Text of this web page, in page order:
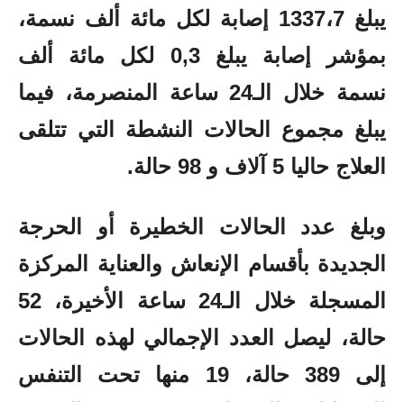
يبلغ 1337،7 إصابة لكل مائة ألف نسمة،
بمؤشر إصابة يبلغ 0,3 لكل مائة ألف
نسمة خلال الـ24 ساعة المنصرمة، فيما
يبلغ مجموع الحالات النشطة التي تتلقى
العلاج حاليا 5 آلاف و 98 حالة
.
وبلغ عدد الحالات الخطيرة أو الحرجة
الجديدة بأقسام الإنعاش والعناية المركزة
المسجلة خلال الـ24 ساعة الأخيرة، 52
حالة، ليصل العدد الإجمالي لهذه الحالات
إلى 389 حالة، 19 منها تحت التنفس